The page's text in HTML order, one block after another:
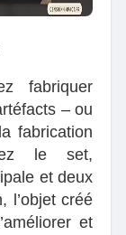
fabriquer
– ou
fabrication
le set,
et deux
l’objet créé
et